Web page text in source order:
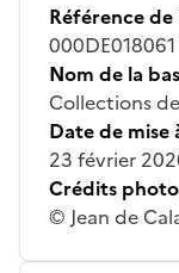
Référence
000DE018061
Nom de la
Collections
Date de mise
23 février
Crédits
© Jean de